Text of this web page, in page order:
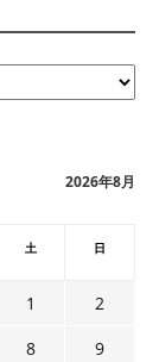
2026年8月
土 日
1
2
8
9